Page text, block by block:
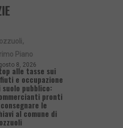
Piano
8, 2026
alle tasse sui
e occupazione
suolo pubblico:
pronti
le
al comune di